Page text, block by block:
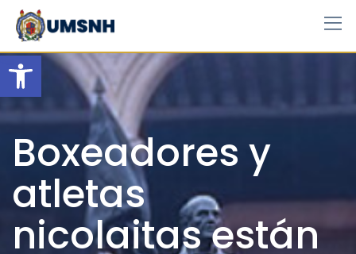
Open toolbar
Skip
content
Boxeadores y
atletas
nicolaitas están